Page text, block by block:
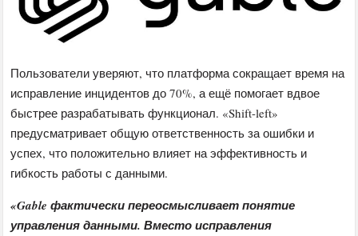
Пользователи уверяют, что платформа сокращает время на
исправление инцидентов до 70%, а ещё помогает вдвое
быстрее разрабатывать функционал. «Shift-left»
предусматривает общую ответственность за ошибки и
успех, что положительно влияет на эффективность и
гибкость работы с данными.
«Gable фактически переосмысливает понятие
управления данными. Вместо исправления